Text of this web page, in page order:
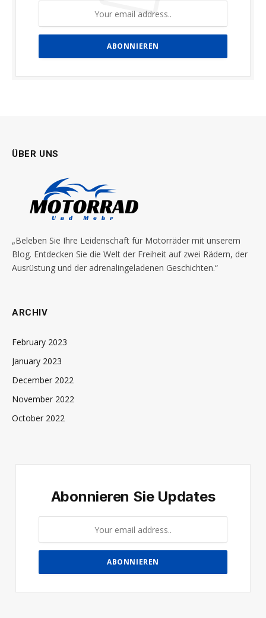
ÜBER UNS
„Beleben Sie Ihre Leidenschaft für Motorräder mit unserem
Blog. Entdecken Sie die Welt der Freiheit auf zwei Rädern, der
Ausrüstung und der adrenalingeladenen Geschichten.“
ARCHIV
February 2023
January 2023
December 2022
November 2022
October 2022
Abonnieren Sie Updates